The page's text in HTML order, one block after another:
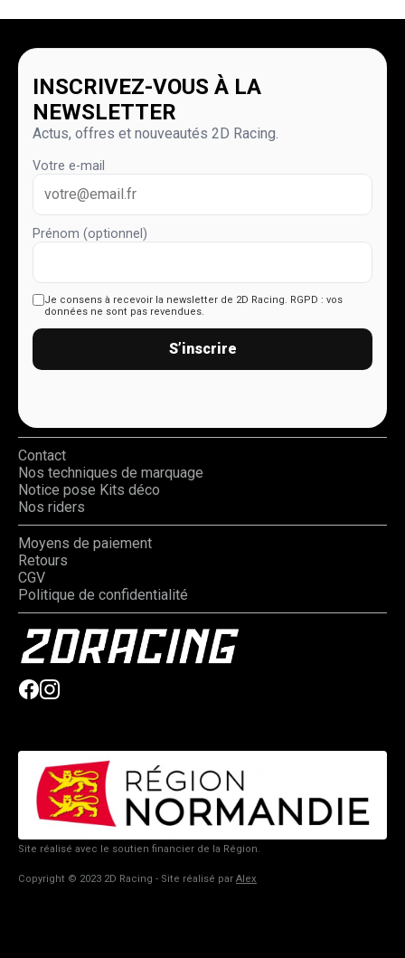
INSCRIVEZ-VOUS À LA
NEWSLETTER
Actus, offres et nouveautés 2D Racing.
Votre e-mail
Prénom (optionnel)
Je consens à recevoir la newsletter de 2D Racing. RGPD : vos
données ne sont pas revendues.
S’inscrire
Contact
Nos techniques de marquage
Notice pose Kits déco
Nos riders
Moyens de paiement
Retours
CGV
Politique de confidentialité
Site réalisé avec le soutien financier de la Région.
Copyright © 2023 2D Racing - Site réalisé par Alex